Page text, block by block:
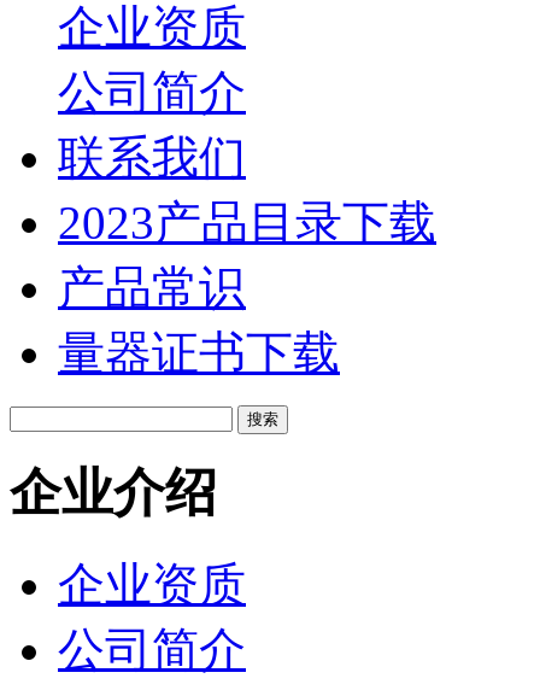
企业资质
公司简介
联系我们
2023产品目录下载
产品常识
量器证书下载
企业介绍
企业资质
公司简介